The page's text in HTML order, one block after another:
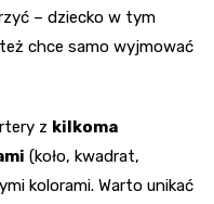
– dziecko w tym
chce samo wyjmować
z kilkoma
(koło, kwadrat,
kolorami. Warto unikać